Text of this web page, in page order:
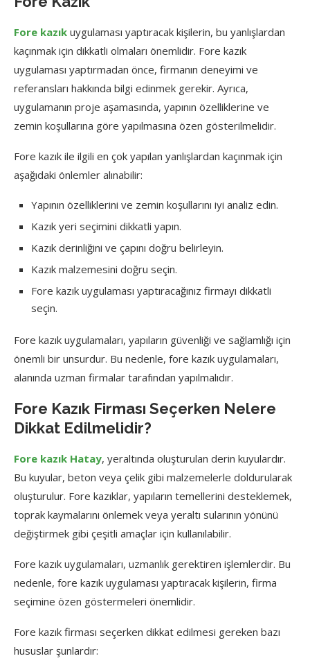
Fore kazık uygulaması yaptıracak kişilerin, bu yanlışlardan
kaçınmak için dikkatli olmaları önemlidir. Fore kazık
uygulaması yaptırmadan önce, firmanın deneyimi ve
referansları hakkında bilgi edinmek gerekir. Ayrıca,
uygulamanın proje aşamasında, yapının özelliklerine ve
zemin koşullarına göre yapılmasına özen gösterilmelidir.
Fore kazık ile ilgili en çok yapılan yanlışlardan kaçınmak için
aşağıdaki önlemler alınabilir:
Yapının özelliklerini ve zemin koşullarını iyi analiz edin.
Kazık yeri seçimini dikkatli yapın.
Kazık derinliğini ve çapını doğru belirleyin.
Kazık malzemesini doğru seçin.
Fore kazık uygulaması yaptıracağınız firmayı dikkatli
seçin.
Fore kazık uygulamaları, yapıların güvenliği ve sağlamlığı için
önemli bir unsurdur. Bu nedenle, fore kazık uygulamaları,
alanında uzman firmalar tarafından yapılmalıdır.
Fore Kazık Firması Seçerken Nelere
Dikkat Edilmelidir?
Fore kazık Hatay, yeraltında oluşturulan derin kuyulardır.
Bu kuyular, beton veya çelik gibi malzemelerle doldurularak
oluşturulur. Fore kazıklar, yapıların temellerini desteklemek,
toprak kaymalarını önlemek veya yeraltı sularının yönünü
değiştirmek gibi çeşitli amaçlar için kullanılabilir.
Fore kazık uygulamaları, uzmanlık gerektiren işlemlerdir. Bu
nedenle, fore kazık uygulaması yaptıracak kişilerin, firma
seçimine özen göstermeleri önemlidir.
Fore kazık firması seçerken dikkat edilmesi gereken bazı
hususlar şunlardır: